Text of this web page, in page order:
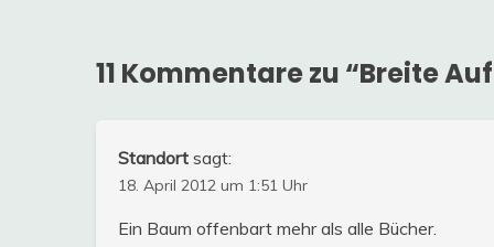
11 Kommentare zu “Breite
Standort sagt:
18. April 2012 um 1:51 Uhr
Ein Baum offenbart mehr als alle Bücher.